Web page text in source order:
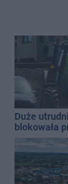
Duże
blokowała